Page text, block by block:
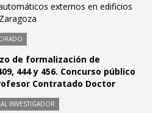
externos en edificios
de formalización de
444 y 456. Concurso público
Contratado Doctor
INVESTIGADOR